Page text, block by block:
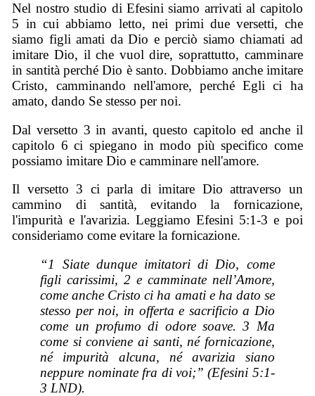
Nel nostro studio di Efesini siamo arrivati al capitolo
5 in cui abbiamo letto, nei primi due versetti, che
siamo figli amati da Dio e perciò siamo chiamati ad
imitare Dio, il che vuol dire, soprattutto, camminare
in santità perché Dio è santo. Dobbiamo anche imitare
Cristo, camminando nell'amore, perché Egli ci ha
amato, dando Se stesso per noi.
Dal versetto 3 in avanti, questo capitolo ed anche il
capitolo 6 ci spiegano in modo più specifico come
possiamo imitare Dio e camminare nell'amore.
Il versetto 3 ci parla di imitare Dio attraverso un
cammino di santità, evitando la fornicazione,
l'impurità e l'avarizia. Leggiamo Efesini 5:1-3 e poi
consideriamo come evitare la fornicazione.
“1 Siate dunque imitatori di Dio, come
figli carissimi, 2 e camminate nell’Amore,
come anche Cristo ci ha amati e ha dato se
stesso per noi, in offerta e sacrificio a Dio
come un profumo di odore soave. 3 Ma
come si conviene ai santi, né fornicazione,
né impurità alcuna, né avarizia siano
neppure nominate fra di voi;” (Efesini 5:1-
3 LND).